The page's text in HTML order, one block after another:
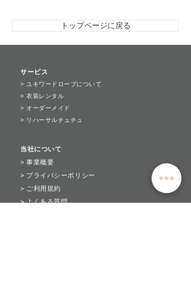
トップページに戻る
サービス
> ユキワードローブについて
> 衣装レンタル
> オーダーメイド
> リハーサルチュチュ​
当社について
>​事業概要
> ​プライバシーポリシー
> ご利用規約
>よくある質問